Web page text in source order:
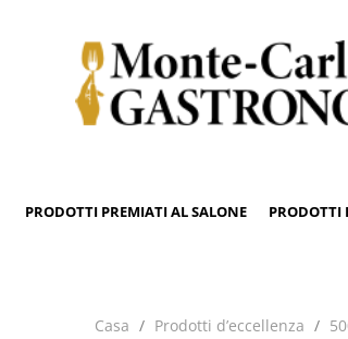
PRODOTTI PREMIATI AL SALONE PRODOTTI
Casa Prodotti d’eccellenza